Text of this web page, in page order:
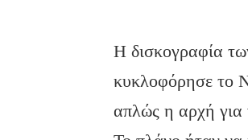
Η δισκογραφία
κυκλοφόρησε το
απλώς η αρχή